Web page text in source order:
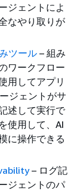
ジェントによ
なやり取りが
ツール – 組み
ワークフロー
用してアプリ
ジェントがサ
述して実行で
使用して、AI
に操作できる
– ログ記
ジェントのパ